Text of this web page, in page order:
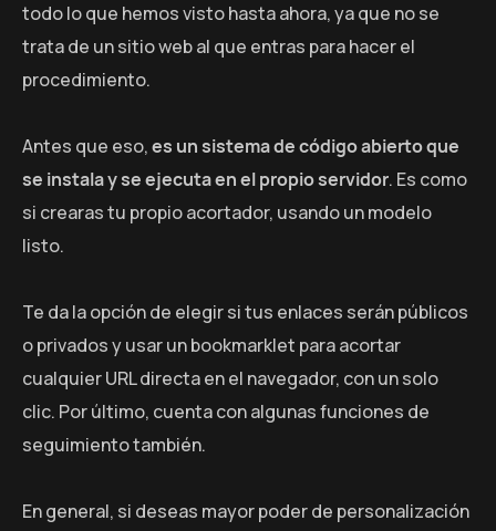
todo lo que hemos visto hasta ahora, ya que no se
trata de un sitio web al que entras para hacer el
procedimiento.
Antes que eso,es un sistema de código abierto que
se instala y se ejecuta en el propio servidor. Es como
si crearas tu propio acortador, usando un modelo
listo.
Te da la opción de elegir si tus enlaces serán públicos
o privados y usar un bookmarklet para acortar
cualquier URL directa en el navegador, con un solo
clic. Por último, cuenta con algunas funciones de
seguimiento también.
En general, si deseas mayor poder de personalización